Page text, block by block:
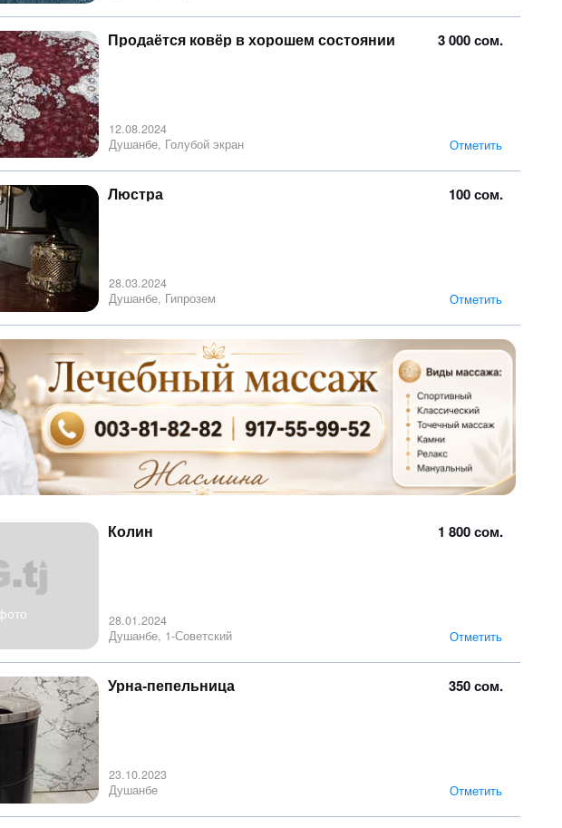
3 000 сом.
Продаётся ковёр в хорошем состоянии
12.08.2024
Душанбе, Голубой экран
Отметить
100 сом.
Люстра
28.03.2024
Душанбе, Гипрозем
Отметить
1 800 сом.
Колин
28.01.2024
Душанбе, 1-Советский
Отметить
350 сом.
Урна-пепельница
23.10.2023
Душанбе
Отметить